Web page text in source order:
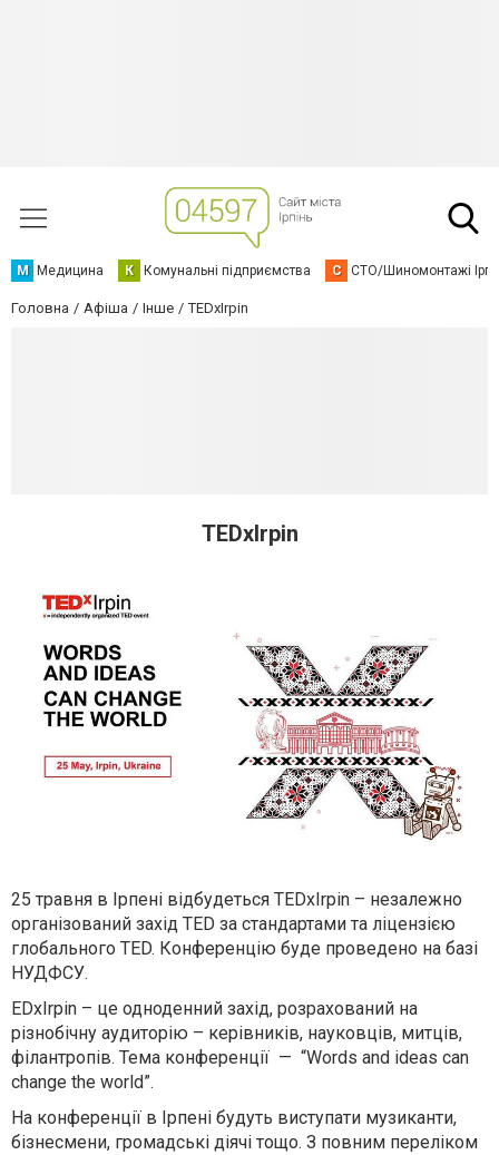
М Медицина К Комунальні підприємства С СТО/Шиномонтажі
Головна Афіша Інше TEDxIrpin
TEDxIrpin
25 травня в Ірпені відбудеться TEDxIrpin – незалежно
організований захід TED за стандартами та ліцензією
глобального TED. Конференцію буде проведено на базі
НУДФСУ.
EDxIrpin – це одноденний захід, розрахований на
різнобічну аудиторію – керівників, науковців, митців,
філантропів. Тема конференції — “Words and ideas can
change the world”.
На конференції в Ірпені будуть виступати музиканти,
бізнесмени, громадські діячі тощо. З повним переліком